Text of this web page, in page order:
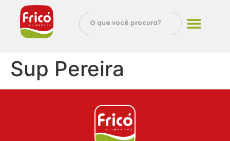
Sup Pereira